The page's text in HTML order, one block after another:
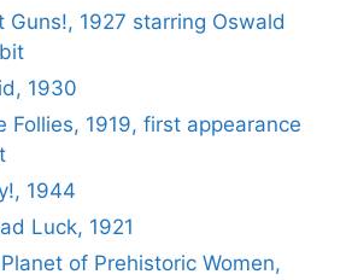
Guns!, 1927 starring Oswald
1930
Follies, 1919, first appearance
1944
Luck, 1921
of Prehistoric Women,